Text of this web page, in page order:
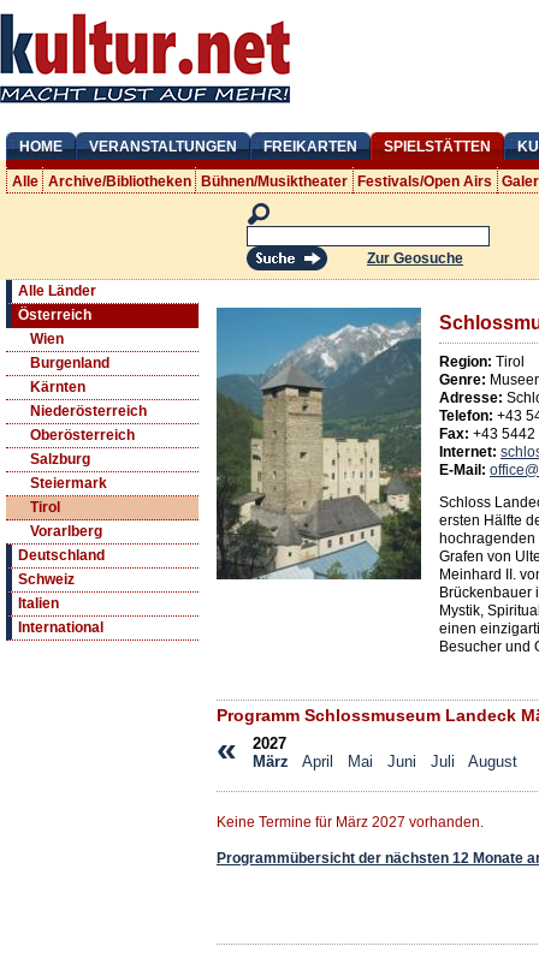
HOME VERANSTALTUNGEN FREIKARTEN SPIELSTÄTTEN
Alle Archive/Bibliotheken Bühnen/Musiktheater Festivals/Open Airs
Zur Geosuche
Alle Länder
Österreich
Wien
Burgenland
Kärnten
Niederösterreich
Oberösterreich
Salzburg
Steiermark
Tirol
Vorarlberg
Deutschland
Schweiz
Italien
International
Region: Tirol
Genre:
Adresse:
Telefon: +43
Fax: +43
Internet:
E-Mail:
Schloss
ersten Hälfte
Grafen von
Meinhard II.
Brückenbauer
Mystik,
einen
Besucher und
Programm Schlossmuseum Landeck
«
2027
März
April Mai Juni Juli August
Keine Termine für März 2027 vorhanden.
Programmübersicht der nächsten 12 Monate